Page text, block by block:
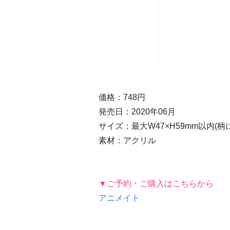
価格：748円
発売日：2020年06月
サイズ：最大W47×H59mm以内(柄
素材：アクリル
▼ご予約・ご購入はこちらから
アニメイト